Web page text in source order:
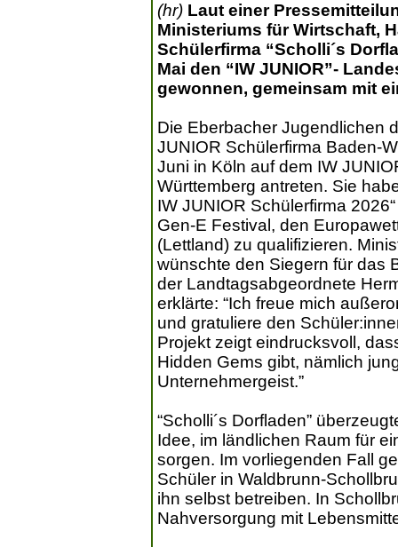
(hr) Laut einer
Ministeriums für Wirtschaft,
Schülerfirma “Scholli´s
Mai den “IW JUNIOR”-
gewonnen, gemeinsam mit
Die Eberbacher Jugendlichen
JUNIOR Schülerfirma Baden-
Juni in Köln auf dem IW
Württemberg antreten. Sie
IW JUNIOR Schülerfirma
Gen-E Festival, den
(Lettland) zu qualifizieren.
wünschte den Siegern für das
der Landtagsabgeordnete
erklärte: “Ich freue mich
und gratuliere den
Projekt zeigt eindrucksvoll,
Hidden Gems gibt, nämlich
Unternehmergeist.”
“Scholli´s Dorfladen”
Idee, im ländlichen Raum für
sorgen. Im vorliegenden Fall
Schüler in Waldbrunn-
ihn selbst betreiben. In
Nahversorgung mit